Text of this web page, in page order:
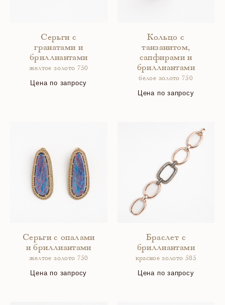
Серьги с
гранатами и
бриллиантами
желтое золото 750
Цена по запросу
Кольцо с
танзанитом,
сапфирами и
бриллиантами
белое золото 750
Цена по запросу
Серьги с опалами
и бриллиантами
желтое золото 750
Цена по запросу
Браслет с
бриллиантами
красное золото 585
Цена по запросу